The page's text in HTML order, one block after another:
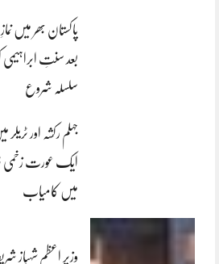
پاکستان بھر میں
بعد سنتِ ابراہیمی
سلسلہ شروع
جہلم رکشہ اور ٹریلر
ایک عورت زخمی
میں کامیاب
وزیر اعظم شہباز